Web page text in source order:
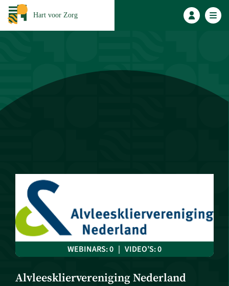
Hart voor Zorg
WEBINARS: 0 | VIDEO’S: 0
Alvleeskliervereniging Nederland